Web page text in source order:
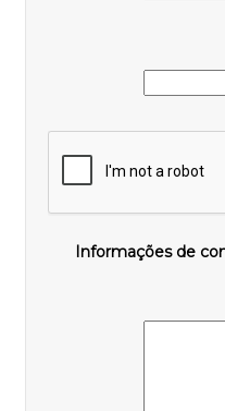
Informações de